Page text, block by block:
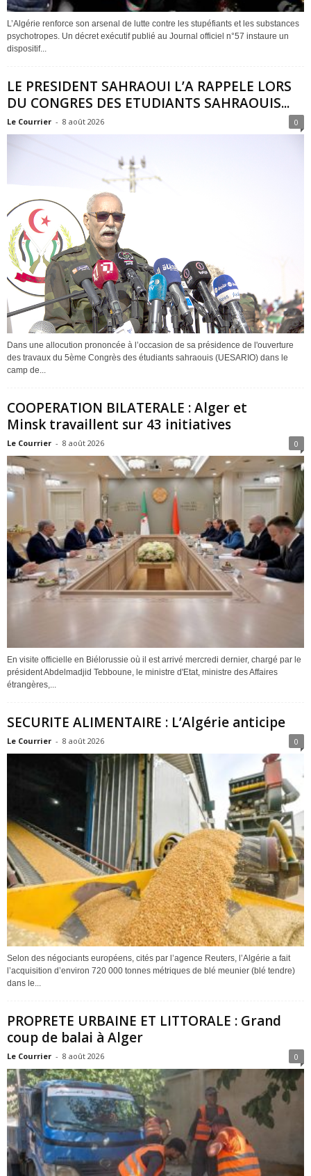
L’Algérie renforce son arsenal de lutte contre les stupéfiants et les substances
psychotropes. Un décret exécutif publié au Journal officiel n°57 instaure un
dispositif...
LE PRESIDENT SAHRAOUI L’A RAPPELE LORS
DU CONGRES DES ETUDIANTS SAHRAOUIS...
Le Courrier - 8 août 2026 0
Dans une allocution prononcée à l’occasion de sa présidence de l'ouverture
des travaux du 5ème Congrès des étudiants sahraouis (UESARIO) dans le
camp de...
COOPERATION BILATERALE : Alger et
Minsk travaillent sur 43 initiatives
Le Courrier - 8 août 2026 0
En visite officielle en Biélorussie où il est arrivé mercredi dernier, chargé par le
président Abdelmadjid Tebboune, le ministre d'Etat, ministre des Affaires
étrangères,...
SECURITE ALIMENTAIRE : L’Algérie anticipe
Le Courrier - 8 août 2026 0
Selon des négociants européens, cités par l’agence Reuters, l’Algérie a fait
l’acquisition d’environ 720 000 tonnes métriques de blé meunier (blé tendre)
dans le...
PROPRETE URBAINE ET LITTORALE : Grand
coup de balai à Alger
Le Courrier - 8 août 2026 0